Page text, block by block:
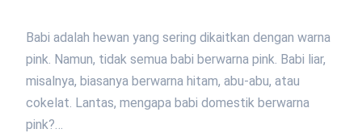
Babi adalah hewan yang sering dikaitkan dengan warna
pink. Namun, tidak semua babi berwarna pink. Babi liar,
misalnya, biasanya berwarna hitam, abu-abu, atau
cokelat. Lantas, mengapa babi domestik berwarna
pink?…